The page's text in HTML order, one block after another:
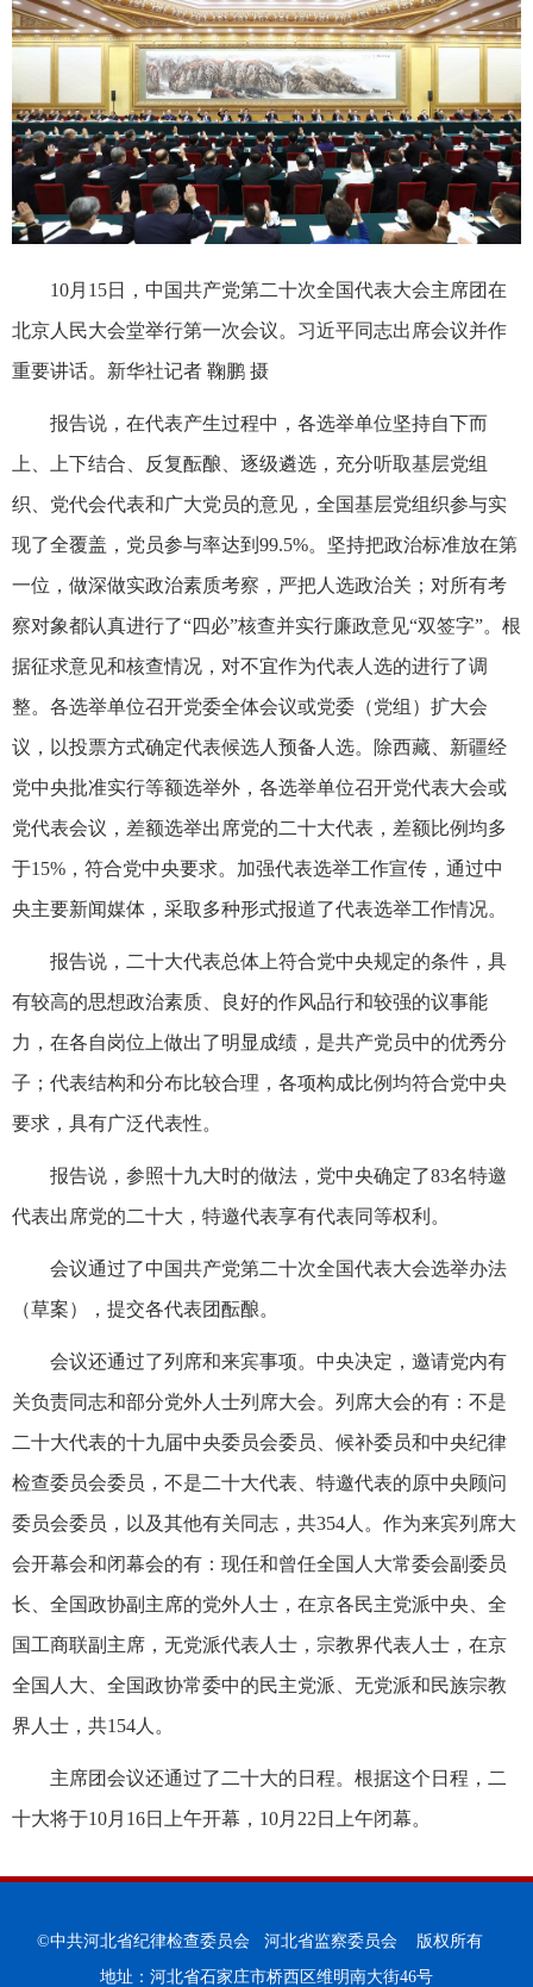
10月15日，中国共产党第二十次全国代表大会主席团在
北京人民大会堂举行第一次会议。习近平同志出席会议并作
重要讲话。新华社记者 鞠鹏 摄
报告说，在代表产生过程中，各选举单位坚持自下而
上、上下结合、反复酝酿、逐级遴选，充分听取基层党组
织、党代会代表和广大党员的意见，全国基层党组织参与实
现了全覆盖，党员参与率达到99.5%。坚持把政治标准放在第
一位，做深做实政治素质考察，严把人选政治关；对所有考
察对象都认真进行了“四必”核查并实行廉政意见“双签字”。根
据征求意见和核查情况，对不宜作为代表人选的进行了调
整。各选举单位召开党委全体会议或党委（党组）扩大会
议，以投票方式确定代表候选人预备人选。除西藏、新疆经
党中央批准实行等额选举外，各选举单位召开党代表大会或
党代表会议，差额选举出席党的二十大代表，差额比例均多
于15%，符合党中央要求。加强代表选举工作宣传，通过中
央主要新闻媒体，采取多种形式报道了代表选举工作情况。
报告说，二十大代表总体上符合党中央规定的条件，具
有较高的思想政治素质、良好的作风品行和较强的议事能
力，在各自岗位上做出了明显成绩，是共产党员中的优秀分
子；代表结构和分布比较合理，各项构成比例均符合党中央
要求，具有广泛代表性。
报告说，参照十九大时的做法，党中央确定了83名特邀
代表出席党的二十大，特邀代表享有代表同等权利。
会议通过了中国共产党第二十次全国代表大会选举办法
（草案），提交各代表团酝酿。
会议还通过了列席和来宾事项。中央决定，邀请党内有
关负责同志和部分党外人士列席大会。列席大会的有：不是
二十大代表的十九届中央委员会委员、候补委员和中央纪律
检查委员会委员，不是二十大代表、特邀代表的原中央顾问
委员会委员，以及其他有关同志，共354人。作为来宾列席大
会开幕会和闭幕会的有：现任和曾任全国人大常委会副委员
长、全国政协副主席的党外人士，在京各民主党派中央、全
国工商联副主席，无党派代表人士，宗教界代表人士，在京
全国人大、全国政协常委中的民主党派、无党派和民族宗教
界人士，共154人。
主席团会议还通过了二十大的日程。根据这个日程，二
十大将于10月16日上午开幕，10月22日上午闭幕。
©中共河北省纪律检查委员会 河北省监察委员会 版权所有
地址：河北省石家庄市桥西区维明南大街46号